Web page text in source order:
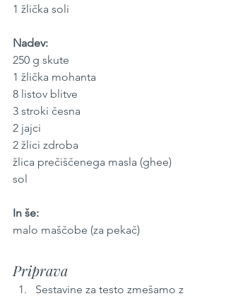
1 žlička soli
Nadev:
250 g skute
1 žlička mohanta
8 listov blitve
3 stroki česna
2 jajci
2 žlici zdroba
žlica prečiščenega masla (ghee)
sol
In še:
malo maščobe (za pekač)
Priprava
Sestavine za testo zmešamo z